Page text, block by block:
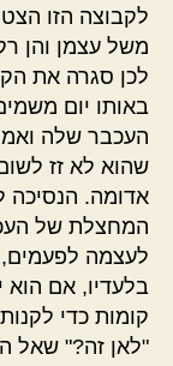
לקבוצה הזו
משל עצמן והן
לכן סגרה את
באותו יום
העכבר שלה
שהוא לא זז
אדומה. הנסיכה
המחצלת של
לעצמה לפעמים,
בלעדיו, אם הוא
קומות כדי
"לאן זה?" שאל